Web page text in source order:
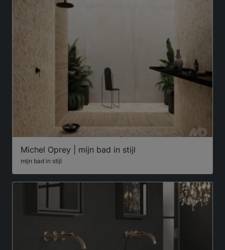
Michel Oprey | mijn bad in stijl
mijn bad in stijl